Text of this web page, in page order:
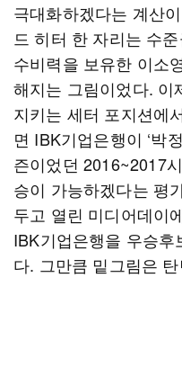
극대화하겠다는 계산
드 히터 한 자리는 수
수비력을 보유한 이소
해지는 그림이었다. 이
지키는 세터 포지션에
면 IBK기업은행이 ‘박
즌이었던 2016~2017
승이 가능하겠다는 평
두고 열린 미디어데이
IBK기업은행을 우승
다. 그만큼 밑그림은